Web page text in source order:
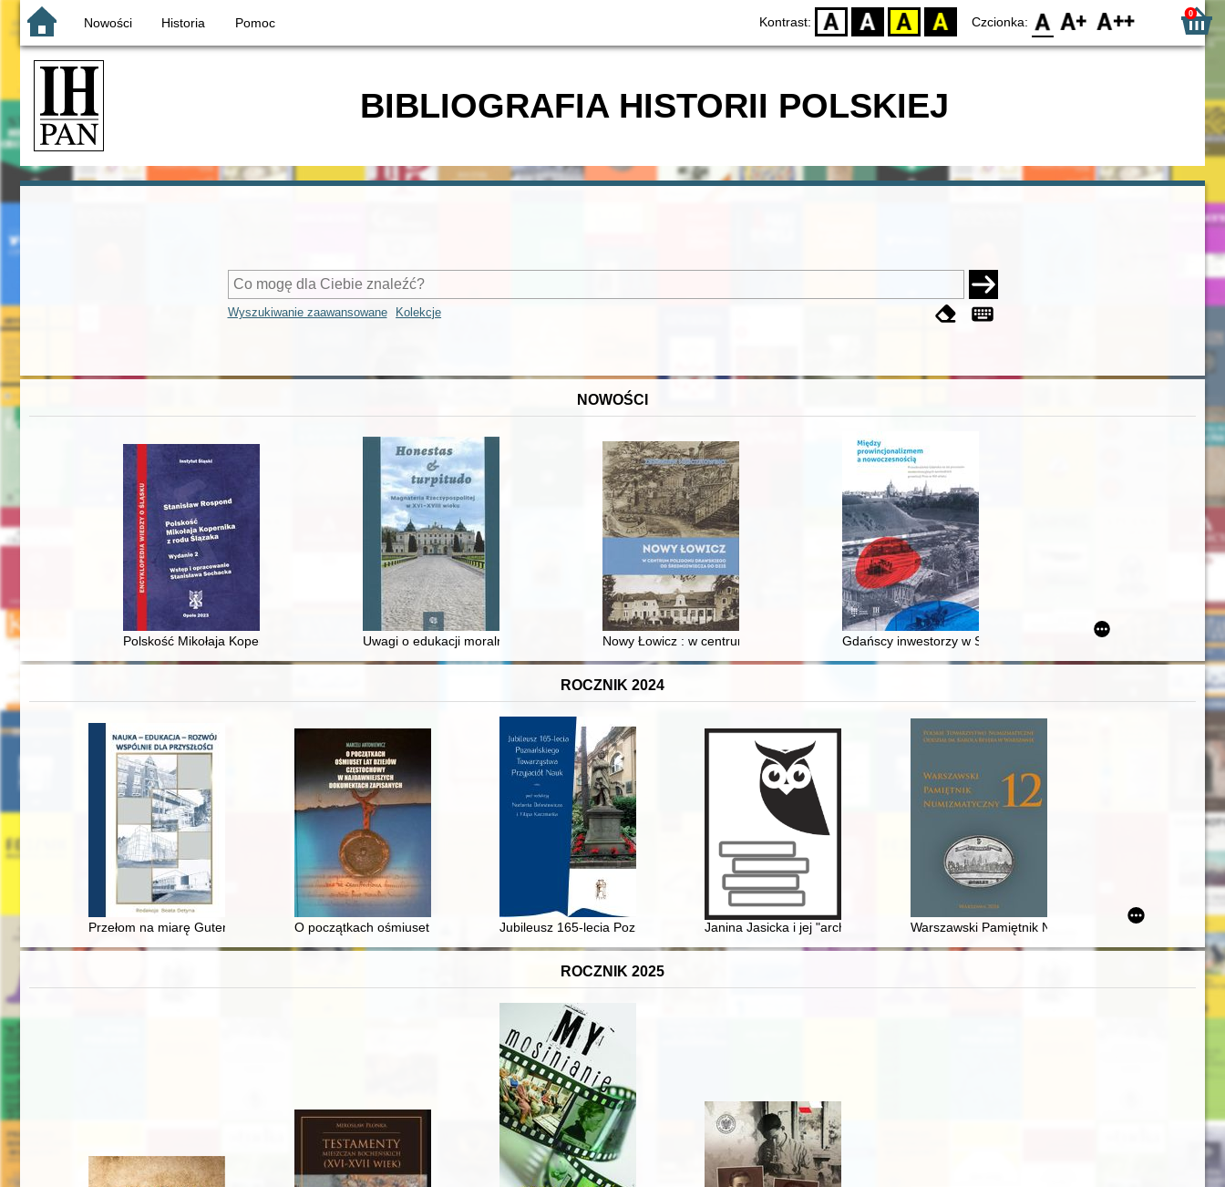
Nowości Historia Pomoc Kontrast: D BW YB BY Czcionka: F0 F1 F2 0
BIBLIOGRAFIA HISTORII POLSKIEJ
Wyszukiwanie zaawansowane Kolekcje
NOWOŚCI
Polskość Mikołaja Kopernika z rodu ŚlązakaUwagi o edukacji moralnej synów szlacheckich w XVI-wiecznej Rzeczypospolitej
Nowy Łowicz : w centrum poligonu drawskiego od średniowiecza do dziśGdańscy inwestorzy w Sopocie : prestiż finansowy i towarzyski
ROCZNIK 2024
Przełom na miarę Gutenberga : czy współcześni skrybowie sztuk plastycznych zostaną wyparci czy wsparci przez AI?
O początkach ośmiuset lat dziejów Częstochowy w najdawniejszych dokumentach zapisanych
Jubileusz 165-lecia Poznańskiego Towarzystwa Przyjaciół NaukJanina Jasicka i jej "archiwum zapośredniczone" Zarządu Wojewódzkiego Ligi Kobiet w
Warszawski Pamiętnik Numizmatyczny. T. 12 (2024)
ROCZNIK 2025